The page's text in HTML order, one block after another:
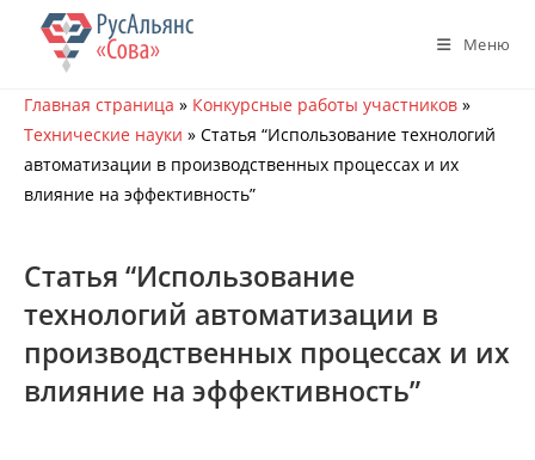
Перейти
содержимому
Меню
Главная страница » Конкурсные работы участников »
Технические науки » Статья “Использование технологий
автоматизации в производственных процессах и их
влияние на эффективность”
Статья “Использование
технологий автоматизации в
производственных процессах и их
влияние на эффективность”